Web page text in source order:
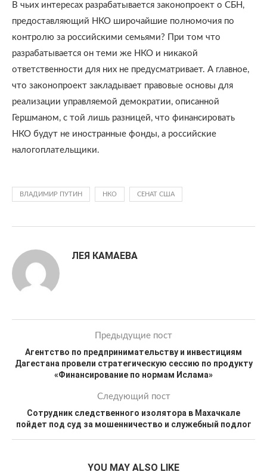
В чьих интересах разрабатывается законопроект о СБН,
предоставляющий НКО широчайшие полномочия по
контролю за российскими семьями? При том что
разрабатывается он теми же НКО и никакой
ответственности для них не предусматривает. А главное,
что законопроект закладывает правовые основы для
реализации управляемой демократии, описанной
Гершманом, с той лишь разницей, что финансировать
НКО будут не иностранные фонды, а российские
налогоплательщики.
ВЛАДИМИР ПУТИН НКО СЕНАТ США
ЛЕЯ КАМАЕВА
Предыдущие пост
Агентство по предпринимательству и инвестициям
Дагестана провели стратегическую сессию по продукту
«Финансирование по нормам Ислама»
Следующий пост
Сотрудник следственного изолятора в Махачкале
пойдет под суд за мошенничество и служебный подлог
YOU MAY ALSO LIKE